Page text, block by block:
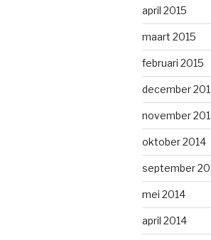
april 2015
maart 2015
februari 2015
december
november
oktober 2014
september
mei 2014
april 2014